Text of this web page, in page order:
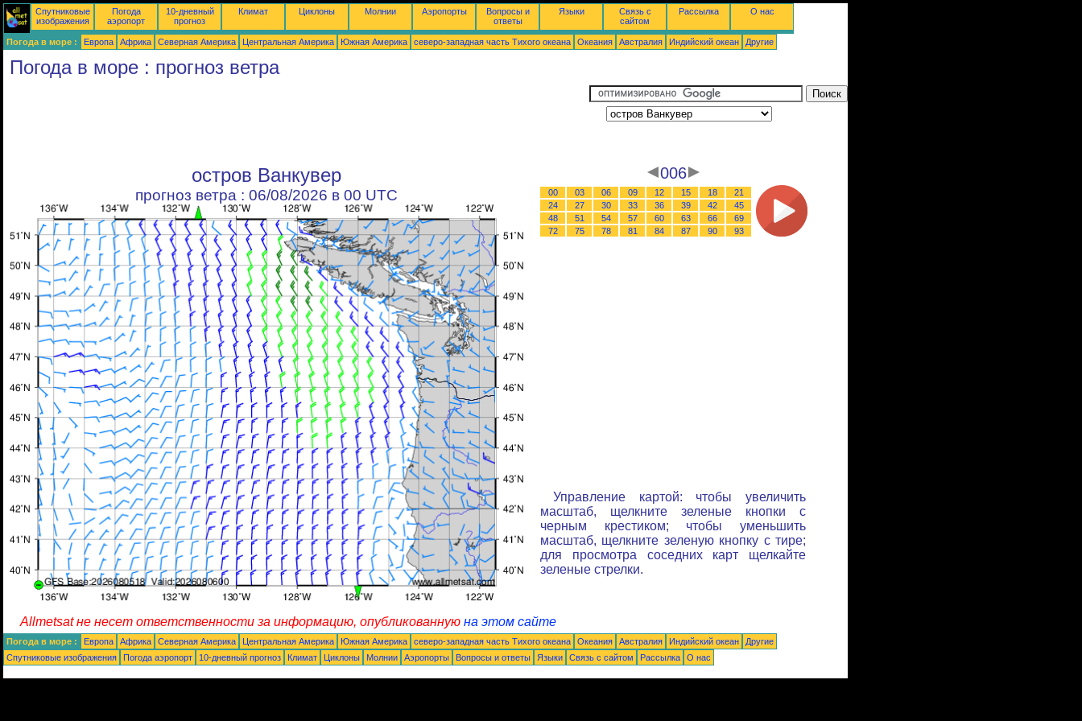
Спутниковые
изображения
Погода
аэропорт
10-дневный
прогноз
Климат Циклоны Молнии Аэропорты
Вопросы и
ответы
Языки
Связь с
сайтом
Рассылка О нас
Погода в море : Европа Африка Северная Америка Центральная Америка Южная Америка северо-западная часть Tихого океана Океания Австралия Индийский океан Другие
Погода в море : прогноз ветра
остров Ванкувер
прогноз ветра : 06/08/2026 в 00 UTC
006
00 03 06 09 12 15 18
21
24
27 30 33 36 39 42
45
48
51 54 57 60 63 66
69
72
75 78 81 84 87 90 93
Управление картой: чтобы увеличить
масштаб, щелкните зеленые кнопки с
черным крестиком; чтобы уменьшить
масштаб, щелкните зеленую кнопку с тире;
для просмотра соседних карт щелкайте
зеленые стрелки.
Allmetsat не несет ответственности за информацию, опубликованную на этом сайте
Погода в море : Европа Африка Северная Америка Центральная Америка Южная Америка северо-западная часть Tихого океана Океания Австралия Индийский океан
Другие
Спутниковые изображения
Погода аэропорт 10-дневный прогноз Климат Циклоны Молнии Аэропорты Вопросы и ответы Языки Связь с сайтом Рассылка О нас